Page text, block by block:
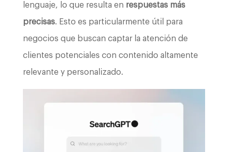
lenguaje, lo que resulta en respuestas más
precisas. Esto es particularmente útil para
negocios que buscan captar la atención de
clientes potenciales con contenido altamente
relevante y personalizado.